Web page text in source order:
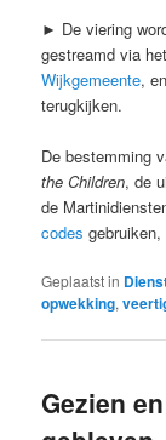
► De viering
gestreamd via het
Wijkgemeente,
terugkijken.
De bestemming
the Children, de
de
codes
Geplaatst in
opwekking,
Gezien